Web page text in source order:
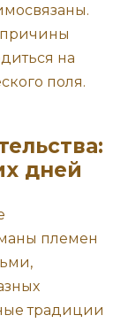
причины
на
поля.
дней
племен
традиции